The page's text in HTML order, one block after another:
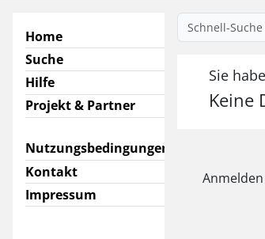
Home
Suche
Hilfe
Projekt & Partner
Nutzungsbedingungen
Kontakt
Impressum
Sie
Keine
Anmelden